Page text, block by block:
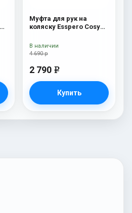
Муфта для рук на
коляску Esspero Cosy
4 690 р
2 790 e
Купить
В наличии